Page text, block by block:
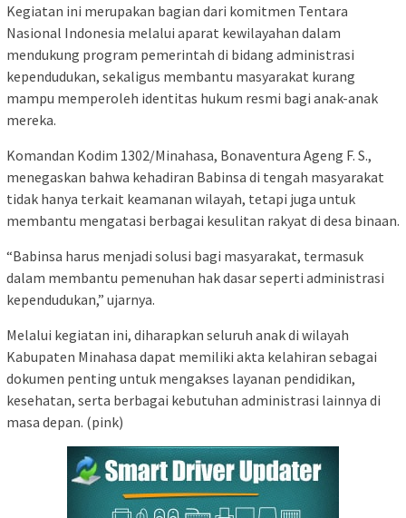
Kegiatan ini merupakan bagian dari komitmen Tentara
Nasional Indonesia melalui aparat kewilayahan dalam
mendukung program pemerintah di bidang administrasi
kependudukan, sekaligus membantu masyarakat kurang
mampu memperoleh identitas hukum resmi bagi anak-anak
mereka.
Komandan Kodim 1302/Minahasa, Bonaventura Ageng F. S.,
menegaskan bahwa kehadiran Babinsa di tengah masyarakat
tidak hanya terkait keamanan wilayah, tetapi juga untuk
membantu mengatasi berbagai kesulitan rakyat di desa binaan.
“Babinsa harus menjadi solusi bagi masyarakat, termasuk
dalam membantu pemenuhan hak dasar seperti administrasi
kependudukan,” ujarnya.
Melalui kegiatan ini, diharapkan seluruh anak di wilayah
Kabupaten Minahasa dapat memiliki akta kelahiran sebagai
dokumen penting untuk mengakses layanan pendidikan,
kesehatan, serta berbagai kebutuhan administrasi lainnya di
masa depan. (pink)